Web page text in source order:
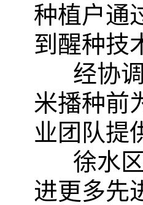
种植户通
到醒种技
经协
米播种前
业团队提
徐水
进更多先